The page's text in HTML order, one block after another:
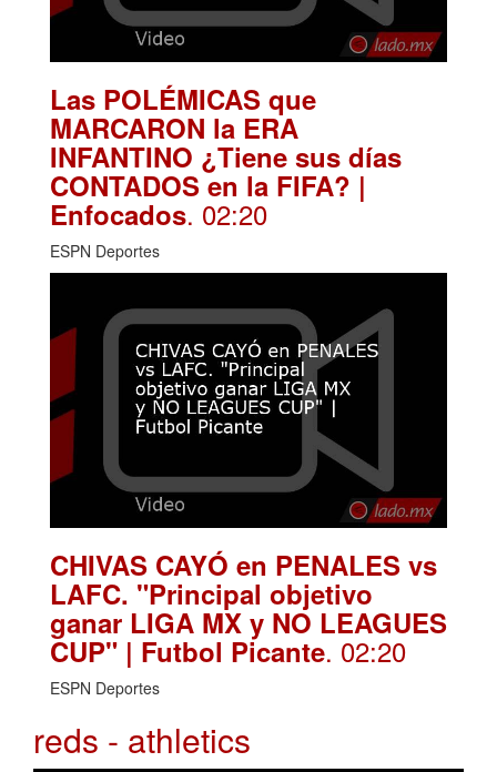
Las POLÉMICAS que
MARCARON la ERA
INFANTINO ¿Tiene sus días
CONTADOS en la FIFA? |
Enfocados. 02:20
ESPN Deportes
CHIVAS CAYÓ en PENALES vs
LAFC. "Principal objetivo
ganar LIGA MX y NO LEAGUES
CUP" | Futbol Picante. 02:20
ESPN Deportes
reds - athletics